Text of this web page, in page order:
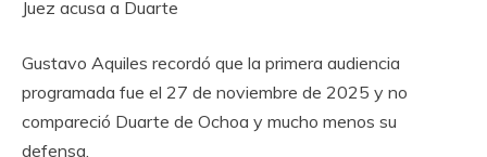
Juez acusa a Duarte
Gustavo Aquiles recordó que la primera audiencia
programada fue el 27 de noviembre de 2025 y no
compareció Duarte de Ochoa y mucho menos su
defensa.